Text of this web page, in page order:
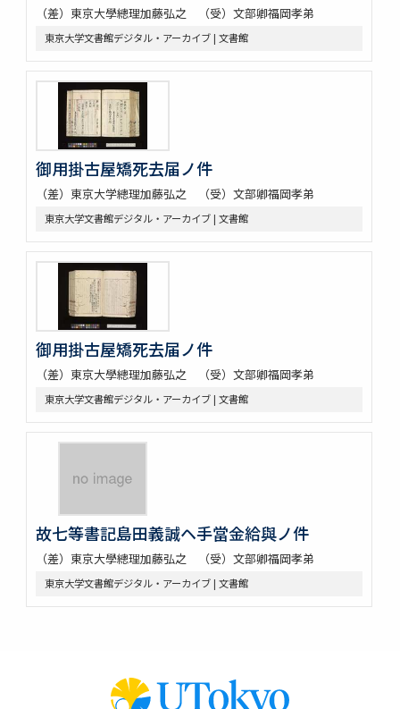
（差）東京大學總理加藤弘之 （受）文部卿福岡孝弟
東京大学文書館デジタル・アーカイブ | 文書館
御用掛古屋矯死去届ノ件
（差）東京大学總理加藤弘之 （受）文部卿福岡孝弟
東京大学文書館デジタル・アーカイブ | 文書館
御用掛古屋矯死去届ノ件
（差）東京大學總理加藤弘之 （受）文部卿福岡孝弟
東京大学文書館デジタル・アーカイブ | 文書館
故七等書記島田義誠ヘ手當金給與ノ件
（差）東京大學總理加藤弘之 （受）文部卿福岡孝弟
東京大学文書館デジタル・アーカイブ | 文書館